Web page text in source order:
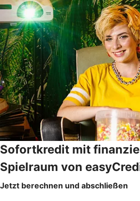
Sofortkredit mit
Spielraum von
Jetzt berechnen und abschließen